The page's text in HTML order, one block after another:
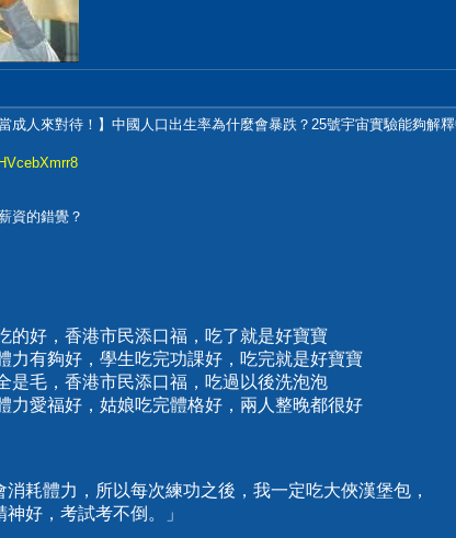
成人來對待！】中國人口出生率為什麼會暴跌？25號宇宙實驗能夠
資的錯覺？
的好，香港市民添口福，吃了就是好寶寶
力有夠好，學生吃完功課好，吃完就是好寶寶
是毛，香港市民添口福，吃過以後洗泡泡
力愛福好，姑娘吃完體格好，兩人整晚都很好
耗體力，所以每次練功之後，我一定吃大俠漢堡包，
好，考試考不倒。」